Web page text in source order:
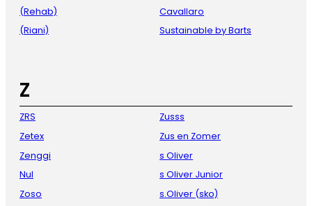
(Rehab)
(Riani)
Cavallaro
Sustainable by Barts
Z
ZRS
Zetex
Zenggi
Nul
Zoso
Zusss
Zus en Zomer
s Oliver
s Oliver Junior
s.Oliver (sko)